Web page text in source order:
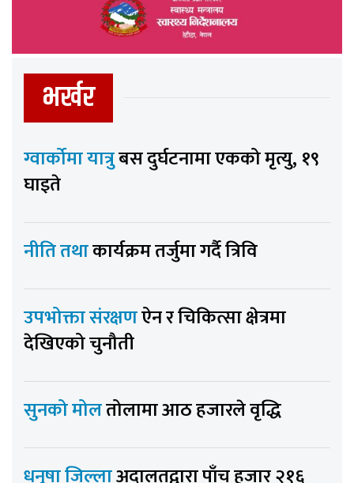
भर्खर
ग्वार्कोमा यात्रुबस दुर्घटनामा एकको मृत्यु, १९
घाइते
नीति तथाकार्यक्रम तर्जुमा गर्दै त्रिवि
उपभोक्ता संरक्षणऐन र चिकित्सा क्षेत्रमा
देखिएको चुनौती
सुनको मोलतोलामा आठ हजारले वृद्धि
धनुषा जिल्लाअदालतद्वारा पाँच हजार २१६